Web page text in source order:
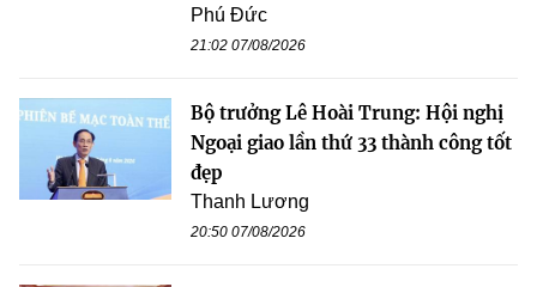
Phú Đức
21:02 07/08/2026
Bộ trưởng Lê Hoài Trung: Hội nghị
Ngoại giao lần thứ 33 thành công tốt
đẹp
Thanh Lương
20:50 07/08/2026